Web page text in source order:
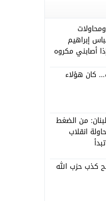
إبراهيم
أصابني مكروه
كان هؤلاء
من الضغط
انقلاب
كذب حزب الله